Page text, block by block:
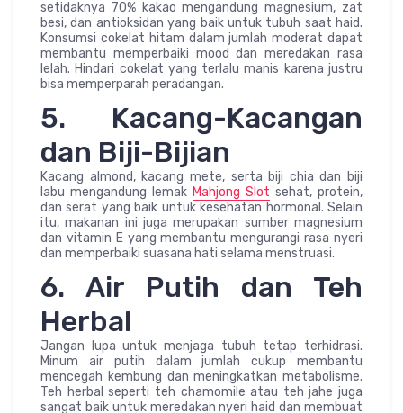
setidaknya 70% kakao mengandung magnesium, zat
besi, dan antioksidan yang baik untuk tubuh saat haid.
Konsumsi cokelat hitam dalam jumlah moderat dapat
membantu memperbaiki mood dan meredakan rasa
lelah. Hindari cokelat yang terlalu manis karena justru
bisa memperparah peradangan.
5. Kacang-Kacangan
dan Biji-Bijian
Kacang almond, kacang mete, serta biji chia dan biji
labu mengandung lemak Mahjong Slot sehat, protein,
dan serat yang baik untuk kesehatan hormonal. Selain
itu, makanan ini juga merupakan sumber magnesium
dan vitamin E yang membantu mengurangi rasa nyeri
dan memperbaiki suasana hati selama menstruasi.
6. Air Putih dan Teh
Herbal
Jangan lupa untuk menjaga tubuh tetap terhidrasi.
Minum air putih dalam jumlah cukup membantu
mencegah kembung dan meningkatkan metabolisme.
Teh herbal seperti teh chamomile atau teh jahe juga
sangat baik untuk meredakan nyeri haid dan membuat